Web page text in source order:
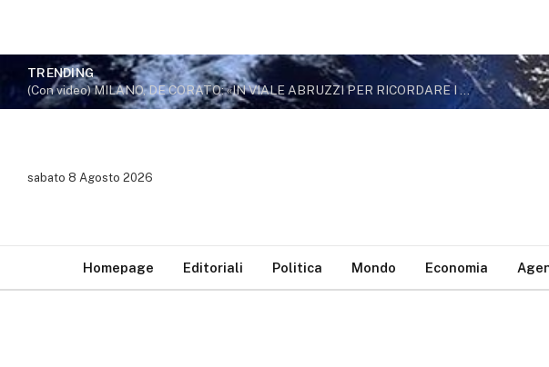
TRENDING
(Con video) MILANO, DE CORATO: «IN VIALE ABRUZZI PER RICORDARE I DIECI CIVILI INNOCENTI UCCISI L’8 AGOSTO 1944. IL COMUNE ROMPA UN SILENZIO DURATO TROPPO A LUNGO E DEDICHI LORO UNA TARGA»
sabato 8 Agosto 2026
Homepage Editoriali Politica Mondo Economia